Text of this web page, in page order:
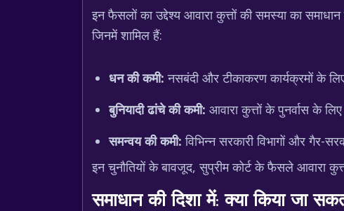
इन फैसलों का उद्देश्य आवारा कुत्तों की समस्या का
जिनमें शामिल हैं:
धन की कमी: नसबंदी और टीकाकरण कार्यक्रमों के
बुनियादी ढांचे की कमी: आवारा कुत्तों के पुनर्वास के लिए
समन्वय की कमी: विभिन्न सरकारी विभागों और गैर-
इन चुनौतियों के बावजूद, सुप्रीम कोर्ट के फैसले आवारा
समाधान की दिशा में: क्या किया जा